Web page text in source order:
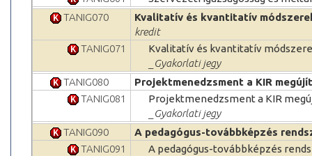
TANIG070
Kvalitatív és kvantitatív
kredit
TANIG071
Kvalitatív és kvantitatív
_Gyakorlati jegy
TANIG080
Projektmenedzsment a KIR
TANIG081
Projektmenedzsment a KIR
_Gyakorlati jegy
TANIG090
A pedagógus-továbbképzés
TANIG091
A pedagógus-továbbképzés